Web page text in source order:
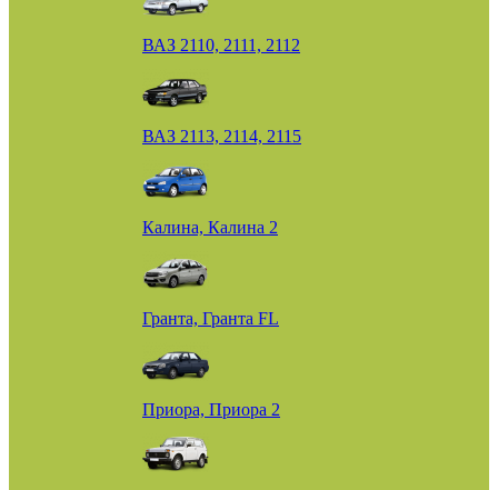
ВАЗ 2110, 2111, 2112
ВАЗ 2113, 2114, 2115
Калина, Калина 2
Гранта, Гранта FL
Приора, Приора 2